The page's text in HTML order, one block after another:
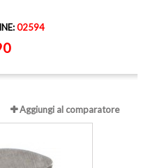
02594
Aggiungi al comparatore